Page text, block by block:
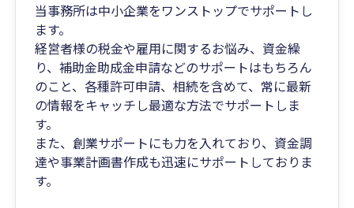
当事務所は中小企業をワンストップでサポートし
ます。
経営者様の税金や雇用に関するお悩み、資金繰
り、補助金助成金申請などのサポートはもちろん
のこと、各種許可申請、相続を含めて、常に最新
の情報をキャッチし最適な方法でサポートしま
す。
また、創業サポートにも力を入れており、資金調
達や事業計画書作成も迅速にサポートしておりま
す。